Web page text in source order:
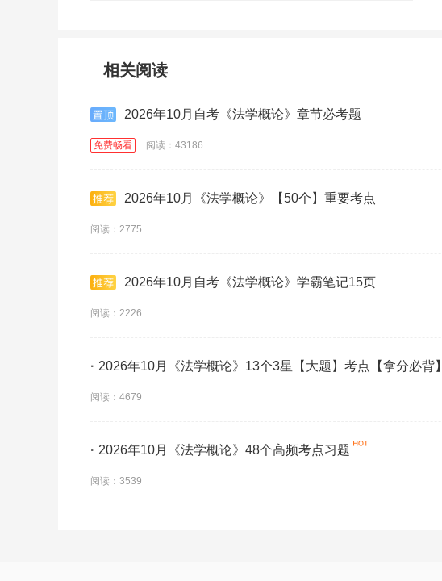
相关阅读
2026年10月自考《法学概论》章节必考题
免费畅看 阅读：43186
2026年10月《法学概论》【50个】重要考点
阅读：2775
2026年10月自考《法学概论》学霸笔记15页
阅读：2226
· 2026年10月《法学概论》13个3星【大题】考点【拿分必背】
阅读：4679
· 2026年10月《法学概论》48个高频考点习题
阅读：3539